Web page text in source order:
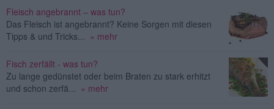
Fleisch angebrannt – was tun?
Das Fleisch ist angebrannt? Keine Sorgen mit diesen
Tipps & und Tricks... » mehr
Fisch zerfällt - was tun?
Zu lange gedünstet oder beim Braten zu stark erhitzt
und schon zerfä... » mehr